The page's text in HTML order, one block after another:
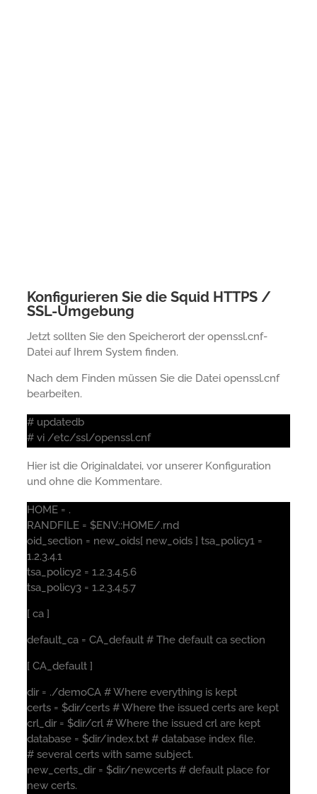
Konfigurieren Sie die Squid HTTPS /
SSL-Umgebung
Jetzt sollten Sie den Speicherort der openssl.cnf-
Datei auf Ihrem System finden.
Nach dem Finden müssen Sie die Datei openssl.cnf
bearbeiten.
# updatedb
# vi /etc/ssl/openssl.cnf
Hier ist die Originaldatei, vor unserer Konfiguration
und ohne die Kommentare.
HOME = .
RANDFILE = $ENV::HOME/.rnd
oid_section = new_oids[ new_oids ] tsa_policy1 =
1.2.3.4.1
tsa_policy2 = 1.2.3.4.5.6
tsa_policy3 = 1.2.3.4.5.7
[ ca ]
default_ca = CA_default # The default ca section
[ CA_default ]
dir = ./demoCA # Where everything is kept
certs = $dir/certs # Where the issued certs are kept
crl_dir = $dir/crl # Where the issued crl are kept
database = $dir/index.txt # database index file.
# several certs with same subject.
new_certs_dir = $dir/newcerts # default place for
new certs.